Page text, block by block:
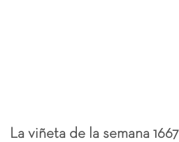
La viñeta de la semana 1667